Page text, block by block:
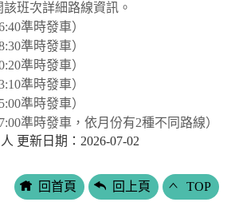
班次詳細路線資訊。
準時發車）
準時發車）
準時發車）
準時發車）
準時發車）
準時發車，依月份有2種不同路線）
更新日期：2026-07-02
回首頁 回上頁 TOP